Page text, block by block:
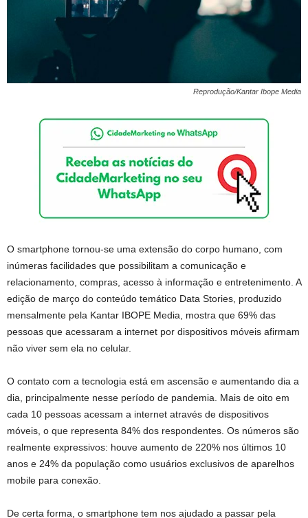
Reprodução/Kantar Ibope Media
O smartphone tornou-se uma extensão do corpo humano, com
inúmeras facilidades que possibilitam a comunicação e
relacionamento, compras, acesso à informação e entretenimento. A
edição de março do conteúdo temático Data Stories, produzido
mensalmente pela Kantar IBOPE Media, mostra que 69% das
pessoas que acessaram a internet por dispositivos móveis afirmam
não viver sem ela no celular.
O contato com a tecnologia está em ascensão e aumentando dia a
dia, principalmente nesse período de pandemia. Mais de oito em
cada 10 pessoas acessam a internet através de dispositivos
móveis, o que representa 84% dos respondentes. Os números são
realmente expressivos: houve aumento de 220% nos últimos 10
anos e 24% da população como usuários exclusivos de aparelhos
mobile para conexão.
De certa forma, o smartphone tem nos ajudado a passar pela